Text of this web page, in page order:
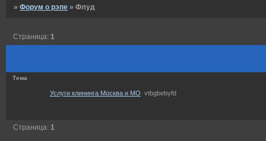
»Форум о рэпе »Флуд
Страница:1
Тема
Услуги клининга Москва и МО vtbgbebyfd
Страница:1